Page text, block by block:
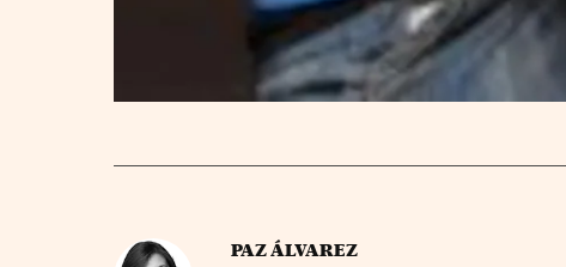
PAZ ÁLVAREZ